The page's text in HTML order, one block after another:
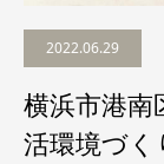
2022.06.29
横浜市港南
活環境づく